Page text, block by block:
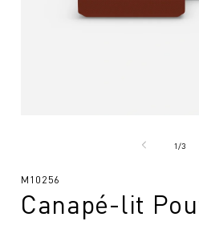
modal
1/de
3
SKU
:
M10256
Canapé-lit